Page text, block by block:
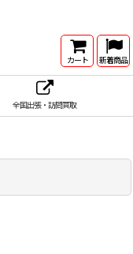
カート 新着商品
全国出張・訪問買取